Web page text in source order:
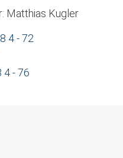
Matthias Kugler
4 - 72
4 - 76